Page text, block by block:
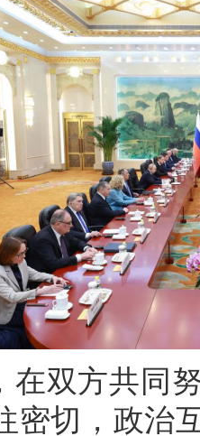
在双方共同
密切，政治